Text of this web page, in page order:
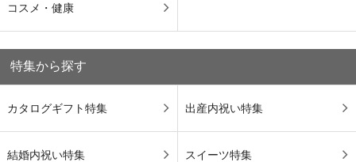
コスメ・健康
特集から探す
カタログギフト特集 出産内祝い特集
結婚内祝い特集 スイーツ特集